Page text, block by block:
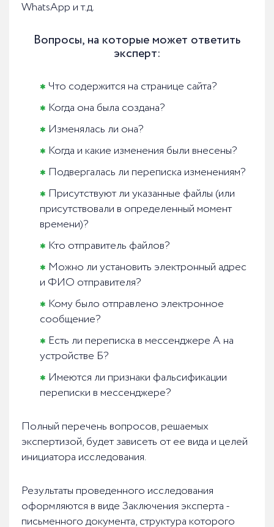
WhatsApp и т.д.
Вопросы, на которые может ответить
эксперт:
Что содержится на странице сайта?
Когда она была создана?
Изменялась ли она?
Когда и какие изменения были внесены?
Подвергалась ли переписка изменениям?
Присутствуют ли указанные файлы (или
присутствовали в определенный момент
времени)?
Кто отправитель файлов?
Можно ли установить электронный адрес
и ФИО отправителя?
Кому было отправлено электронное
сообщение?
Есть ли переписка в мессенджере А на
устройстве Б?
Имеются ли признаки фальсификации
переписки в мессенджере?
Полный перечень вопросов, решаемых
экспертизой, будет зависеть от ее вида и целей
инициатора исследования.
Результаты проведенного исследования
оформляются в виде Заключения эксперта -
письменного документа, структура которого